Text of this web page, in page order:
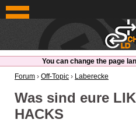
OldSchoolHack
You can change the page
Forum › Off-Topic › Laberecke
Was sind eure
HACKS